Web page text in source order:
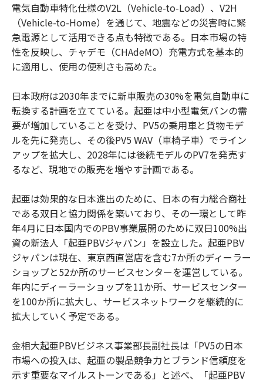
電気自動車特化仕様のV2L（Vehicle-to-Load）、V2H
（Vehicle-to-Home）を通じて、地震などの災害時に緊
急電源として活用できる点も特徴である。日本市場の特
性を反映し、チャデモ（CHAdeMO）充電方式を基本的
に適用し、使用の便利さも高めた。
日本政府は2030年までに新車販売の30%を電気自動車に
転換する計画を立てている。起亜は中小型電気バンの需
要が増加していることを受け、PV5の乗用車と貨物モデ
ルを先に発売し、その後PV5 WAV（車椅子車）でライン
アップを拡大し、2028年には後続モデルのPV7を発売す
るなど、現地での販売を増やす計画である。
起亜は効果的な日本進出のために、日本の有力総合商社
である双日と協力関係を築いており、その一環として昨
年4月に日本国内でのPBV事業展開のために双日100%出
資の新法人「起亜PBVジャパン」を設立した。起亜PBV
ジャパンは現在、東京西直営店を含む7か所のディーラー
ショップと52か所のサービスセンターを運営している。
年内にディーラーショップを11か所、サービスセンター
を100か所に拡大し、サービスネットワークを継続的に
拡大していく予定である。
金相大起亜PBVビジネス事業部長副社長は「PV5の日本
市場への投入は、起亜の製品競争力とブランド信頼度を
示す重要なマイルストーンである」と述べ、「起亜PBV